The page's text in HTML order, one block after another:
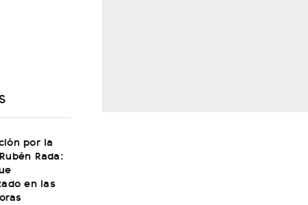
por la
Rada:
en las